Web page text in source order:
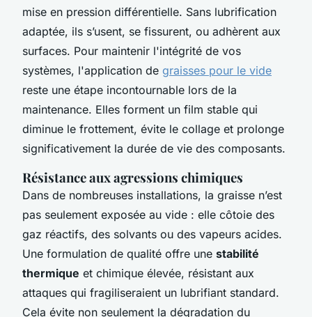
mise en pression différentielle. Sans lubrification
adaptée, ils s’usent, se fissurent, ou adhèrent aux
surfaces. Pour maintenir l'intégrité de vos
systèmes, l'application de graisses pour le vide
reste une étape incontournable lors de la
maintenance. Elles forment un film stable qui
diminue le frottement, évite le collage et prolonge
significativement la durée de vie des composants.
Résistance aux agressions chimiques
Dans de nombreuses installations, la graisse n’est
pas seulement exposée au vide : elle côtoie des
gaz réactifs, des solvants ou des vapeurs acides.
Une formulation de qualité offre une stabilité
thermique et chimique élevée, résistant aux
attaques qui fragiliseraient un lubrifiant standard.
Cela évite non seulement la dégradation du